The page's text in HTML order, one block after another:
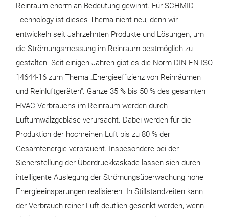
Reinraum enorm an Bedeutung gewinnt. Für SCHMIDT
Technology ist dieses Thema nicht neu, denn wir
entwickeln seit Jahrzehnten Produkte und Lösungen, um
die Strömungsmessung im Reinraum bestmöglich zu
gestalten. Seit einigen Jahren gibt es die Norm DIN EN ISO
14644-16 zum Thema „Energieeffizienz von Reinräumen
und Reinluftgeräten“. Ganze 35 % bis 50 % des gesamten
HVAC-Verbrauchs im Reinraum werden durch
Luftumwälzgebläse verursacht. Dabei werden für die
Produktion der hochreinen Luft bis zu 80 % der
Gesamtenergie verbraucht. Insbesondere bei der
Sicherstellung der Überdruckkaskade lassen sich durch
intelligente Auslegung der Strömungsüberwachung hohe
Energieeinsparungen realisieren. In Stillstandzeiten kann
der Verbrauch reiner Luft deutlich gesenkt werden, wenn